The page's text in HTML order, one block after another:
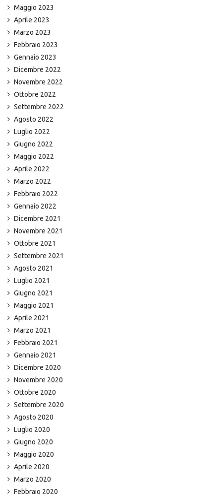
Maggio 2023
Aprile 2023
Marzo 2023
Febbraio 2023
Gennaio 2023
Dicembre 2022
Novembre 2022
Ottobre 2022
Settembre 2022
Agosto 2022
Luglio 2022
Giugno 2022
Maggio 2022
Aprile 2022
Marzo 2022
Febbraio 2022
Gennaio 2022
Dicembre 2021
Novembre 2021
Ottobre 2021
Settembre 2021
Agosto 2021
Luglio 2021
Giugno 2021
Maggio 2021
Aprile 2021
Marzo 2021
Febbraio 2021
Gennaio 2021
Dicembre 2020
Novembre 2020
Ottobre 2020
Settembre 2020
Agosto 2020
Luglio 2020
Giugno 2020
Maggio 2020
Aprile 2020
Marzo 2020
Febbraio 2020